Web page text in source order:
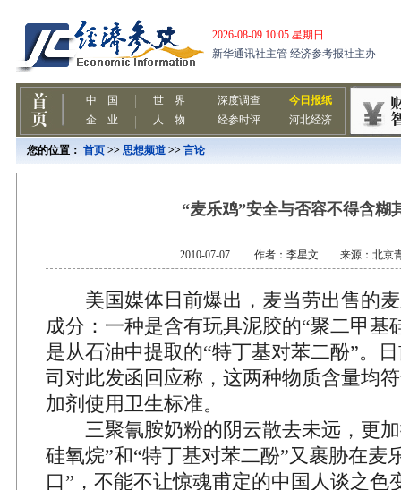
您的位置： 首页 >> 思想频道 >> 言论
“麦乐鸡”安全与否容不得含糊
2010-07-07 作者：李星文 来源：北京
美国媒体日前爆出，麦当劳出售的麦
成分：一种是含有玩具泥胶的“聚二甲基
是从石油中提取的“特丁基对苯二酚”。
司对此发函回应称，这两种物质含量均
加剂使用卫生标准。
三聚氰胺奶粉的阴云散去未远，更加
硅氧烷”和“特丁基对苯二酚”又裹胁在麦
口”，不能不让惊魂甫定的中国人谈之色